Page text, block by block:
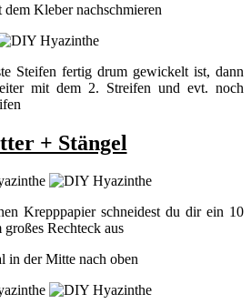
dem Kleber nachschmieren
Steifen fertig drum gewickelt ist, dann
mit dem 2. Streifen und evt. noch
+ Stängel
Krepppapier schneidest du dir ein 10
Rechteck aus
in der Mitte nach oben